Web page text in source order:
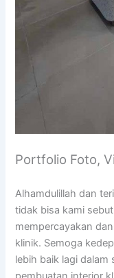
Portfolio Foto,
Alhamdulillah dan
tidak bisa kami
mempercayakan
klinik. Semoga
lebih baik lagi dalam